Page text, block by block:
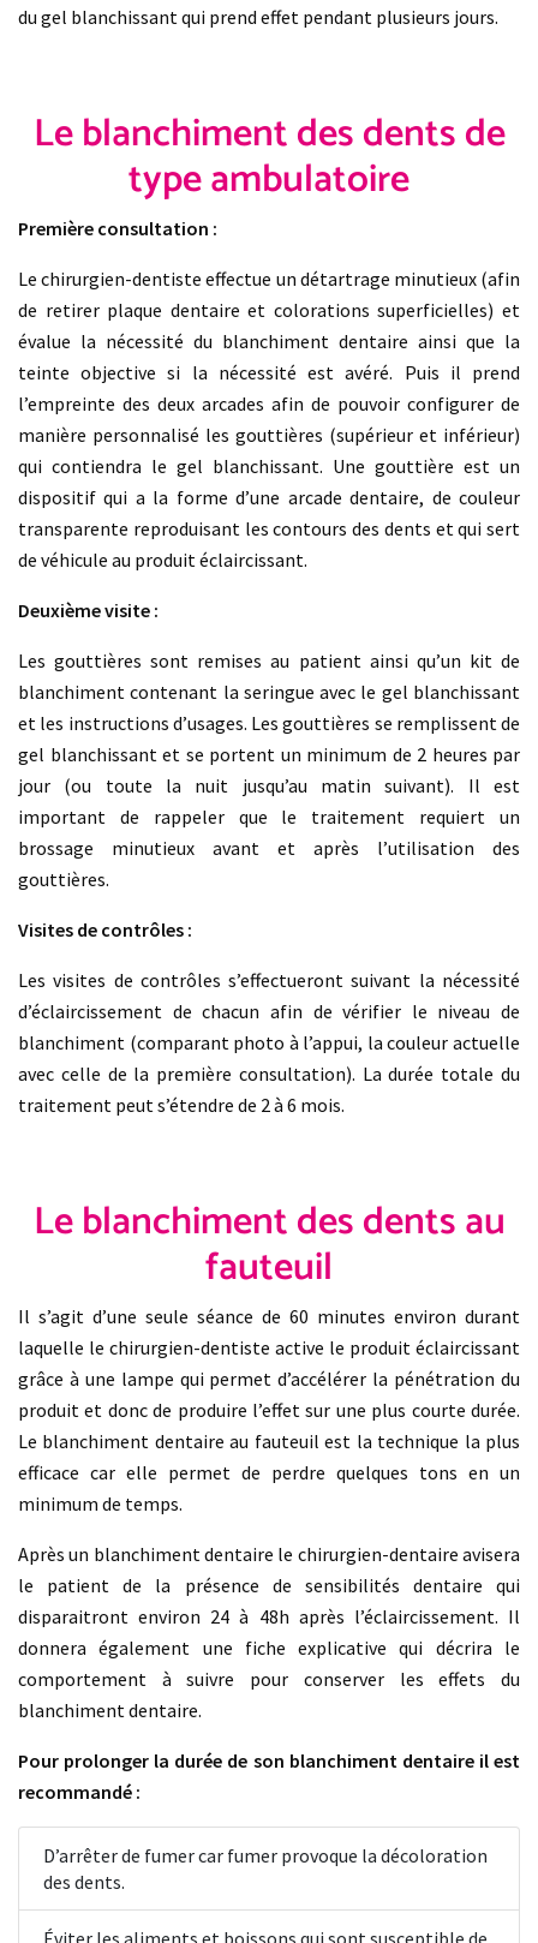
du gel blanchissant qui prend effet pendant plusieurs jours.
Le blanchiment des dents de
type ambulatoire
Première consultation :
Le chirurgien-dentiste effectue un détartrage minutieux (afin
de retirer plaque dentaire et colorations superficielles) et
évalue la nécessité du blanchiment dentaire ainsi que la
teinte objective si la nécessité est avéré. Puis il prend
l’empreinte des deux arcades afin de pouvoir configurer de
manière personnalisé les gouttières (supérieur et inférieur)
qui contiendra le gel blanchissant. Une gouttière est un
dispositif qui a la forme d’une arcade dentaire, de couleur
transparente reproduisant les contours des dents et qui sert
de véhicule au produit éclaircissant.
Deuxième visite :
Les gouttières sont remises au patient ainsi qu’un kit de
blanchiment contenant la seringue avec le gel blanchissant
et les instructions d’usages. Les gouttières se remplissent de
gel blanchissant et se portent un minimum de 2 heures par
jour (ou toute la nuit jusqu’au matin suivant). Il est
important de rappeler que le traitement requiert un
brossage minutieux avant et après l’utilisation des
gouttières.
Visites de contrôles :
Les visites de contrôles s’effectueront suivant la nécessité
d’éclaircissement de chacun afin de vérifier le niveau de
blanchiment (comparant photo à l’appui, la couleur actuelle
avec celle de la première consultation). La durée totale du
traitement peut s’étendre de 2 à 6 mois.
Le blanchiment des dents au
fauteuil
Il s’agit d’une seule séance de 60 minutes environ durant
laquelle le chirurgien-dentiste active le produit éclaircissant
grâce à une lampe qui permet d’accélérer la pénétration du
produit et donc de produire l’effet sur une plus courte durée.
Le blanchiment dentaire au fauteuil est la technique la plus
efficace car elle permet de perdre quelques tons en un
minimum de temps.
Après un blanchiment dentaire le chirurgien-dentaire avisera
le patient de la présence de sensibilités dentaire qui
disparaitront environ 24 à 48h après l’éclaircissement. Il
donnera également une fiche explicative qui décrira le
comportement à suivre pour conserver les effets du
blanchiment dentaire.
Pour prolonger la durée de son blanchiment dentaire il est
recommandé :
D’arrêter de fumer car fumer provoque la décoloration
des dents.